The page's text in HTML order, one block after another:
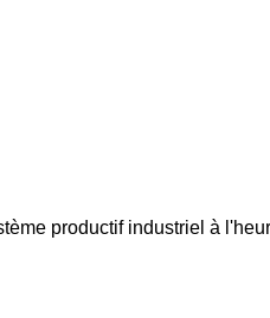
productif industriel à